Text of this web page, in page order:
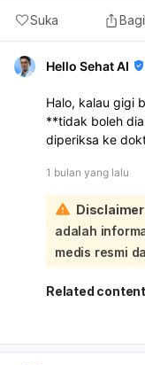
Suka
Hello Sehat AI
Halo, kalau gigi
**tidak boleh
diperiksa ke
**radang/
membengkak**
Apakah
Risikonya
nyeri makin
infeksi
bengkak
bengkak,
1 bulan yang lalu
adalah
medis resmi
Related content